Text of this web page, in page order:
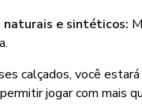
naturais e sintéticos:
calçados, você
jogar com mais